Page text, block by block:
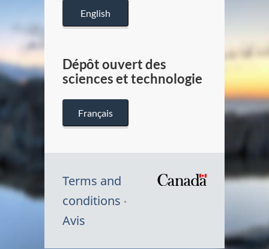
English
Dépôt ouvert des
sciences et technologie
Français
Terms and
conditions
Avis